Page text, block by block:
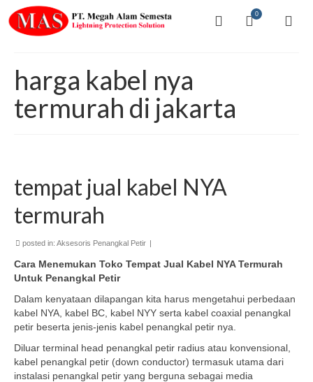
0
harga kabel nya
termurah di jakarta
tempat jual kabel NYA
termurah
posted in: Aksesoris Penangkal Petir |
Cara Menemukan Toko Tempat Jual Kabel NYA Termurah
Untuk Penangkal Petir
Dalam kenyataan dilapangan kita harus mengetahui perbedaan
kabel NYA, kabel BC, kabel NYY serta kabel coaxial penangkal
petir beserta jenis-jenis kabel penangkal petir nya.
Diluar terminal head penangkal petir radius atau konvensional,
kabel penangkal petir (down conductor) termasuk utama dari
instalasi penangkal petir yang berguna sebagai media